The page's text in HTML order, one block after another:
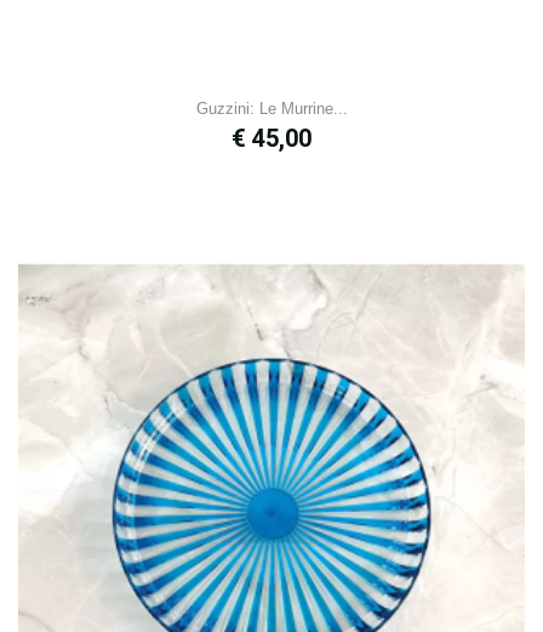
Guzzini: Le Murrine...
Prijs
€ 45,00